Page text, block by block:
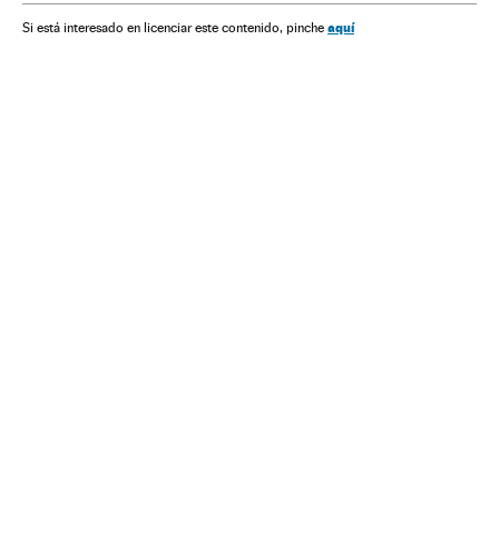
Finanças públicas Economia Finanças
Si está interesado en licenciar este contenido, pinche aquí